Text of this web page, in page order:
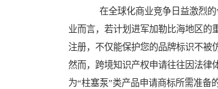
在全球化商业竞争日益激烈的
业而言，若计划进军加勒比海地区
注册，不仅能保护您的品牌标识不被
然而，跨境知识产权申请往往因法律
为“柱塞泵”类产品申请商标所需准备